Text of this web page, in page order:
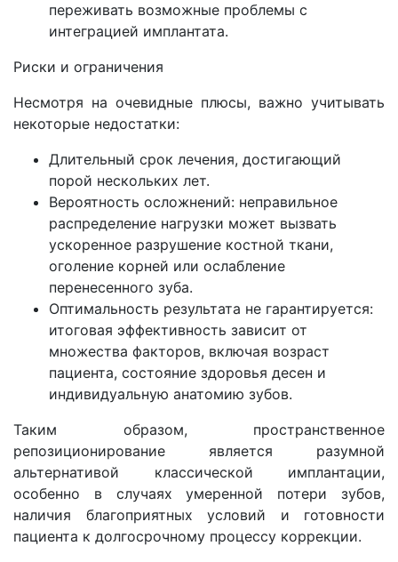
переживать возможные проблемы с
интеграцией имплантата.
Риски и ограничения
Несмотря на очевидные плюсы, важно учитывать
некоторые недостатки:
Длительный срок лечения, достигающий
порой нескольких лет.
Вероятность осложнений: неправильное
распределение нагрузки может вызвать
ускоренное разрушение костной ткани,
оголение корней или ослабление
перенесенного зуба.
Оптимальность результата не гарантируется:
итоговая эффективность зависит от
множества факторов, включая возраст
пациента, состояние здоровья десен и
индивидуальную анатомию зубов.
Таким образом, пространственное
репозиционирование является разумной
альтернативой классической имплантации,
особенно в случаях умеренной потери зубов,
наличия благоприятных условий и готовности
пациента к долгосрочному процессу коррекции.